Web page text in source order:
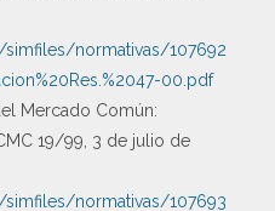
normativas/107692
00.pdf
Mercado Común:
19/99, 3 de julio de
normativas/107693